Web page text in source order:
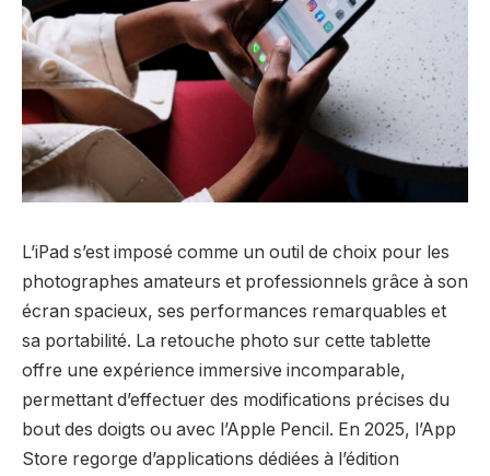
L’iPad s’est imposé comme un outil de choix pour les
photographes amateurs et professionnels grâce à son
écran spacieux, ses performances remarquables et
sa portabilité. La retouche photo sur cette tablette
offre une expérience immersive incomparable,
permettant d’effectuer des modifications précises du
bout des doigts ou avec l’Apple Pencil. En 2025, l’App
Store regorge d’applications dédiées à l’édition